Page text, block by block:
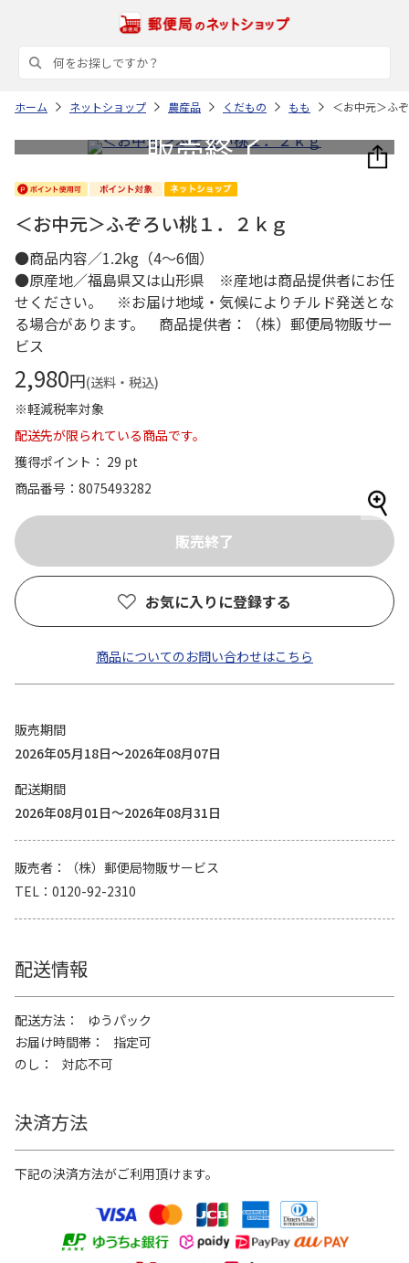
ホーム ネットショップ 農産品 くだもの もも ＜お中元＞ふ
＜お中元＞ふぞろい桃１．２ｋｇ
●商品内容／1.2kg（4～6個）
●原産地／福島県又は山形県 ※産地は商品提供者にお任
せください。 ※お届け地域・気候によりチルド発送とな
る場合があります。 商品提供者：（株）郵便局物販サー
ビス
2,980円(送料・税込)
※軽減税率対象
配送先が限られている商品です。
獲得ポイント： 29 pt
商品番号
8075493282
お気に入りに登録する
商品についてのお問い合わせはこちら
販売期間
2026年05月18日～2026年08月07日
配送期間
2026年08月01日～2026年08月31日
販売者
（株）郵便局物販サービス
TEL
0120-92-2310
配送情報
配送方法
ゆうパック
お届け時間帯
指定可
のし
対応不可
決済方法
下記の決済方法がご利用頂けます。